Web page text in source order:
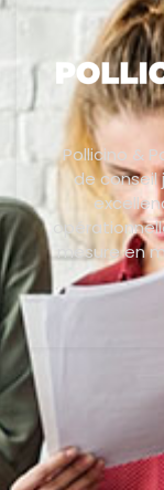
Pollicino &
de conseil
mesure en